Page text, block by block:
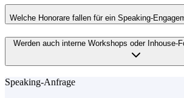
Welche Honorare fallen für ein Speaking-
Werden auch interne Workshops oder Inhouse-
Speaking-Anfrage